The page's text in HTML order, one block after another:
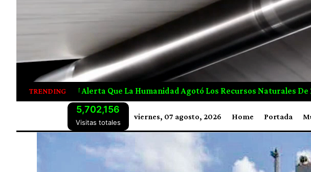
TRENDING
Agotó Los Recursos Naturales De 2026 Desde Julio Canadá Crea Empleos
Visitas totales
5,702,156
viernes, 07 agosto, 2026 Home Portada